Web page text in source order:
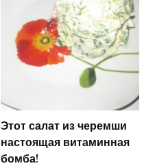
Этот салат из черемши
настоящая витаминная
бомба!